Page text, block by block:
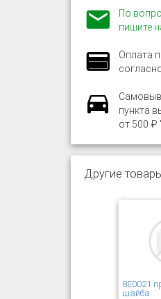
По
пишите
Оплата
пункта
от 500 ₽
Другие
8E0021
шайба